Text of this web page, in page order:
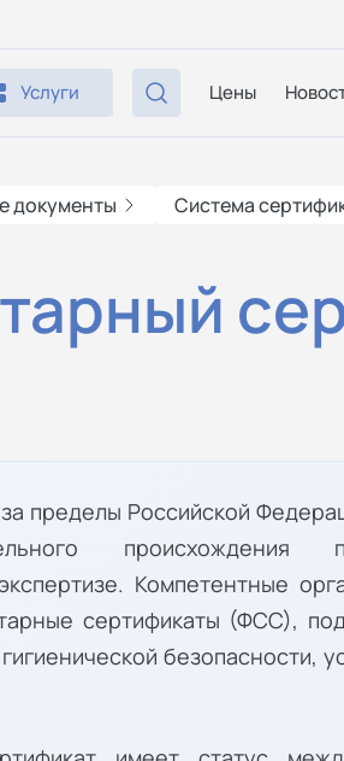
Услуги Цены
документы Система
пределы Российской
происхождения
Компетентные
сертификаты (ФСС),
безопасности,